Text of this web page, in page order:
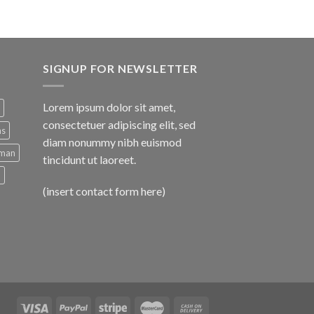
SIGNUP FOR NEWSLETTER
Lorem ipsum dolor sit amet,
consectetuer adipiscing elit, sed
diam nonummy nibh euismod
tincidunt ut laoreet.
(insert contact form here)